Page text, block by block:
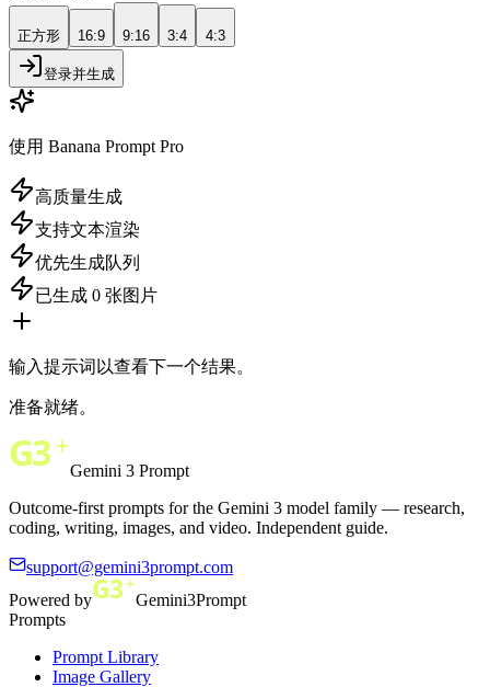
正方形 16:9 9:16 3:4 4:3
登录并生成
使用 Banana Prompt Pro
高质量生成
支持文本渲染
优先生成队列
已生成 0 张图片
输入提示词以查看下一个结果。
准备就绪。
Gemini 3 Prompt
Outcome-first prompts for the Gemini 3 model family — research,
coding, writing, images, and video. Independent guide.
support@gemini3prompt.com
Powered by
Gemini3Prompt
Prompts
Prompt Library
Image Gallery